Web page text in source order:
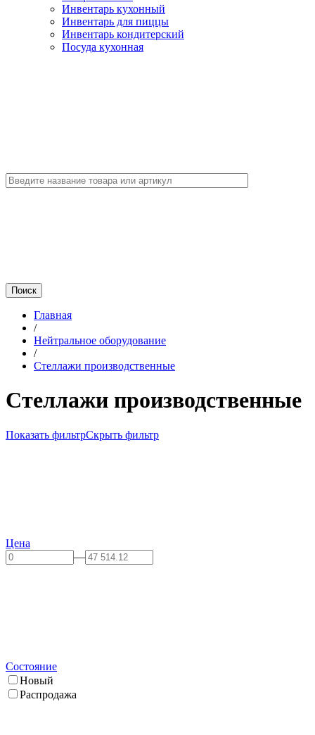
Инвентарь кухонный
Инвентарь для пиццы
Инвентарь кондитерский
Посуда кухонная
Главная
/
Нейтральное оборудование
/
Стеллажи производственные
Стеллажи производственные
Показать фильтрСкрыть фильтр
Цена
—
Состояние
Новый
Распродажа